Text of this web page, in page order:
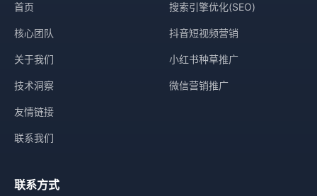
首页
核心团队
关于我们
技术洞察
友情链接
联系我们
搜索引擎优化(SEO)
抖音短视频营销
小红书种草推广
微信营销推广
联系方式